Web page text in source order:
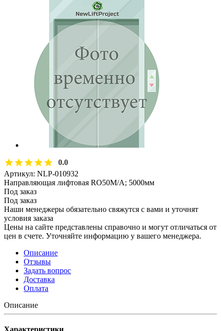
0.0
Артикул: NLP-010932
Направляющая лифтовая RO50M/A; 5000мм
Под заказ
Под заказ
Наши менеджеры обязательно свяжутся с вами и уточнят
условия заказа
Цены на сайте представлены справочно и могут отличаться от
цен в счете. Уточняйте информацию у вашего менеджера.
Описание
Отзывы
Задать вопрос
Доставка
Оплата
Описание
Характеристики